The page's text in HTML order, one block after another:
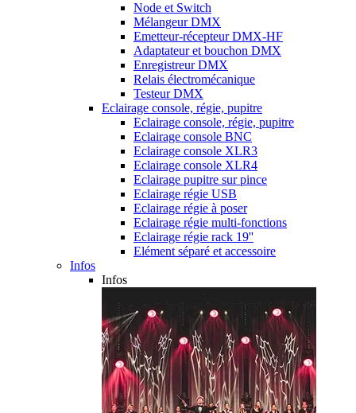
Node et Switch
Mélangeur DMX
Emetteur-récepteur DMX-HF
Adaptateur et bouchon DMX
Enregistreur DMX
Relais électromécanique
Testeur DMX
Eclairage console, régie, pupitre
Eclairage console, régie, pupitre
Eclairage console BNC
Eclairage console XLR3
Eclairage console XLR4
Eclairage pupitre sur pince
Eclairage régie USB
Eclairage régie à poser
Eclairage régie multi-fonctions
Eclairage régie rack 19''
Elément séparé et accessoire
Infos
Infos